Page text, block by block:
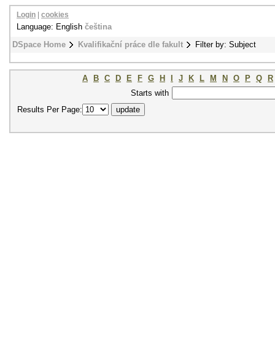
DSpace Home Kvalifikační práce dle fakult Filter by: Subject
Login cookies
Language: English čeština
A B C D E F G H J K L M N O P Q
R
Starts with
Results Per Page: